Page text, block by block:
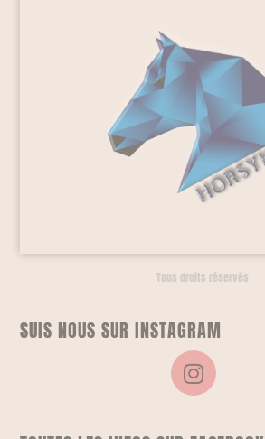
Tous droits réservés
SUIS NOUS SUR INSTAGRAM